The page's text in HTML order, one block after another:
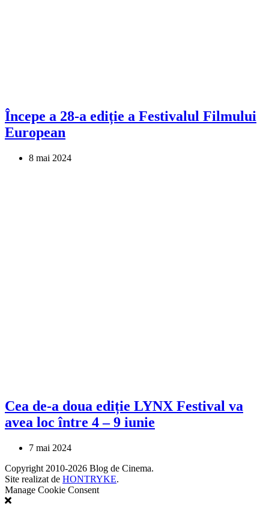
Începe a 28-a ediție a Festivalul Filmului
European
8 mai 2024
Cea de-a doua ediție LYNX Festival va
avea loc între 4 – 9 iunie
7 mai 2024
Copyright 2010-2026 Blog de Cinema.
Site realizat de HONTRYKE.
Manage Cookie Consent